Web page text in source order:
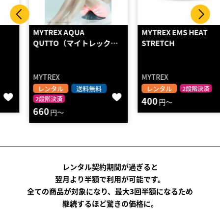
MYTREX AQUA
QUTTO（マイトレック…
MYTREX
レンタル 送料無料
2段階決済
660 円～
MYTREX EMS HEAT
STRETCH
MYTREX
レンタル 2段階決済
400 円～
レンタル契約期間が過ぎると
翌月より半額で利用が可能です。
全ての商品が対象になり、最大3回半額になるため
継続するほど驚きの価格に。